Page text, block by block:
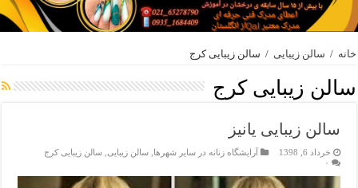
خانه / سالن زیبایی / سالن زیبایی کرج
سالن زیبایی کرج
سالن زیبایی یانیز
خرداد 6, 1398 آرایشگاه زنانه در سایر شهرها ,سالن زیبایی ,سالن زیبایی کرج
۰